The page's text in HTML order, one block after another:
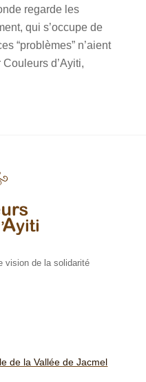
regarde les
qui s’occupe de
“problèmes” n’aient
d’Ayiti,
vision de la solidarité
de la Vallée de Jacmel